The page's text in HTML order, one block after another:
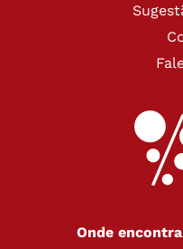
Onde